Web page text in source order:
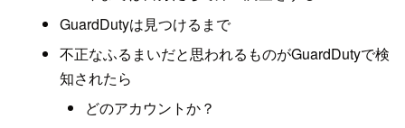
GuardDutyは見つけるまで
不正なふるまいだと思われるものがGuardDutyで検
知されたら
どのアカウントか？